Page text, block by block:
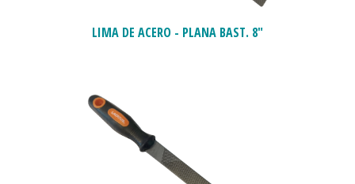
LIMA DE ACERO - PLANA BAST. 8"